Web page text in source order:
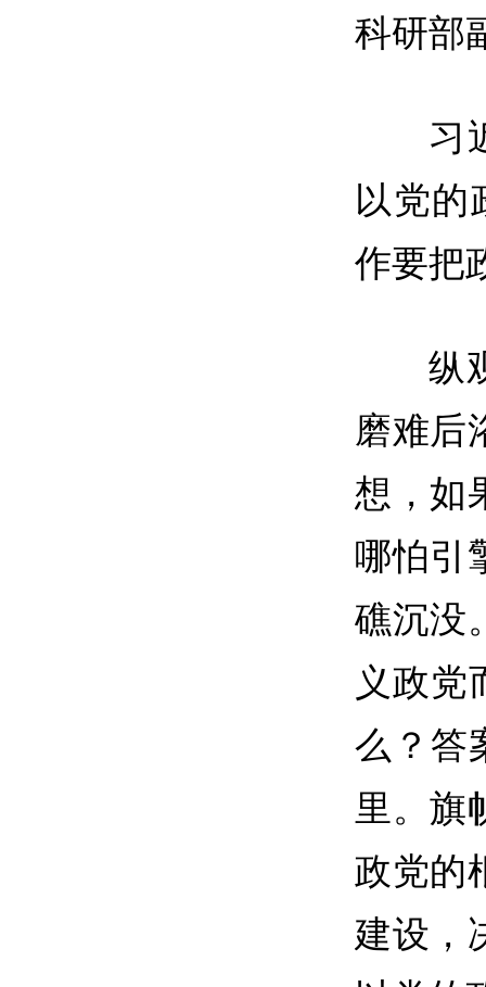
科研部
习
以党的
作要把
纵
磨难后
想，如
哪怕引
礁沉没
义政党
么？答
里。旗
政党的
建设，